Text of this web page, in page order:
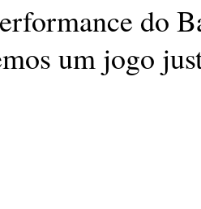
do
um jogo